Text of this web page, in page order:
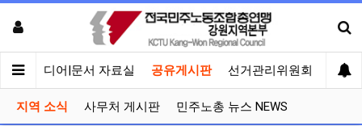
견 미디어|문서 자료실 공유게시판 선거관리위원회
지역 소식 사무처 게시판 민주노총 뉴스 NEWS